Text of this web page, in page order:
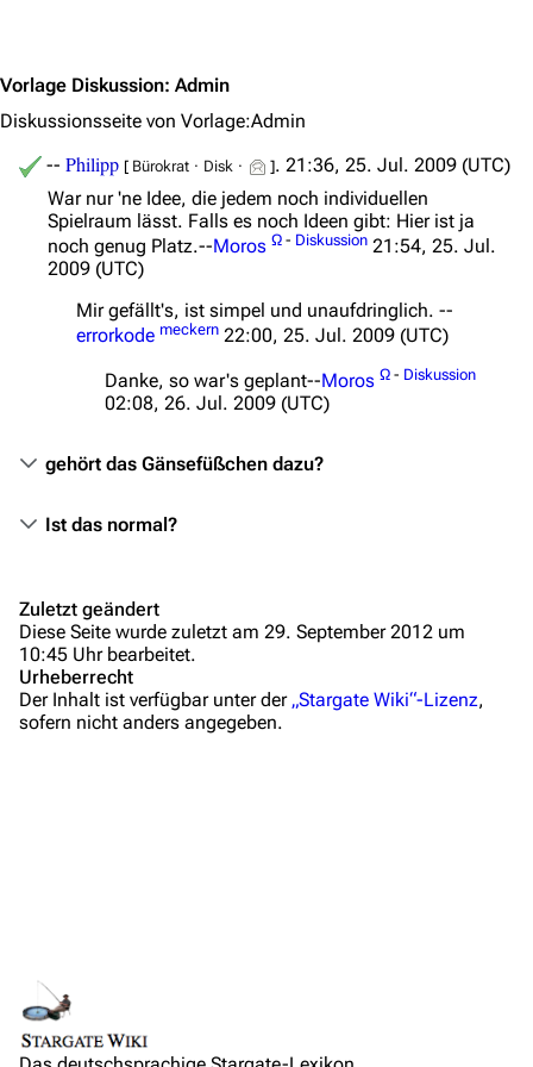
Themenportal
Personen
Völker
Orte
Objekte
Zeitleiste
Fanprojekte
Kommerzielles
Autorenportal
Letzte Änderungen
FAQ
Wiki-Diskussion
Vorlage Diskussion: Admin
Diskussionsseite von Vorlage:Admin
-- Philipp [ Bürokrat · Disk · ]. 21:36, 25. Jul. 2009 (UTC)
War nur 'ne Idee, die jedem noch individuellen
Spielraum lässt. Falls es noch Ideen gibt: Hier ist ja
noch genug Platz.--Moros Ω - Diskussion 21:54, 25. Jul.
2009 (UTC)
Mir gefällt's, ist simpel und unaufdringlich. --
errorkode meckern 22:00, 25. Jul. 2009 (UTC)
Danke, so war's geplant--Moros Ω - Diskussion
02:08, 26. Jul. 2009 (UTC)
gehört das Gänsefüßchen dazu?
Ist das normal?
Zuletzt geändert
Diese Seite wurde zuletzt am 29. September 2012 um
10:45 Uhr bearbeitet.
Urheberrecht
Der Inhalt ist verfügbar unter der „Stargate Wiki“-Lizenz,
sofern nicht anders angegeben.